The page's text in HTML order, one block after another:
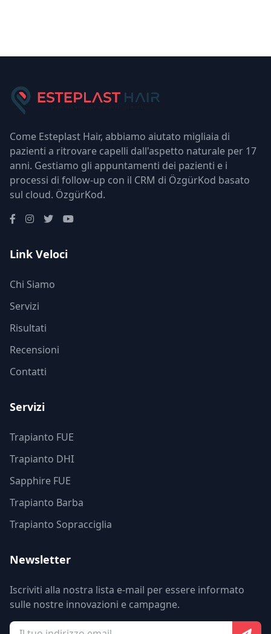
Come Esteplast Hair, abbiamo aiutato migliaia di
pazienti a ritrovare capelli dall'aspetto naturale per 17
anni. Gestiamo gli appuntamenti dei pazienti e i
processi di follow-up con il CRM di ÖzgürKod basato
sul cloud. ÖzgürKod.
Link Veloci
Chi Siamo
Servizi
Risultati
Recensioni
Contatti
Servizi
Trapianto FUE
Trapianto DHI
Sapphire FUE
Trapianto Barba
Trapianto Sopracciglia
Newsletter
Iscriviti alla nostra lista e-mail per essere informato
sulle nostre innovazioni e campagne.